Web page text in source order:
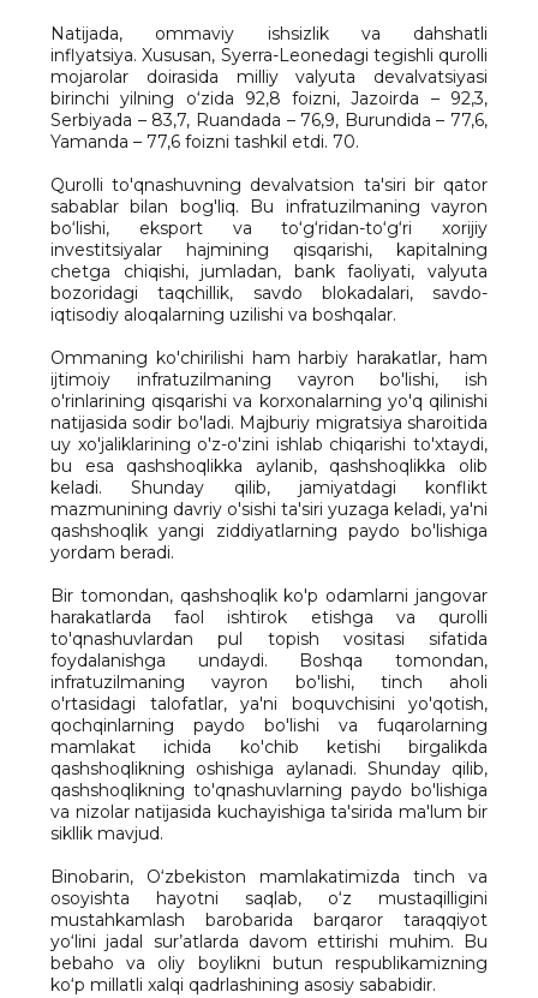
Natijada, ommaviy ishsizlik va dahshatli
inflyatsiya. Xususan, Syerra-Leonedagi tegishli qurolli
mojarolar doirasida milliy valyuta devalvatsiyasi
birinchi yilning o‘zida 92,8 foizni, Jazoirda – 92,3,
Serbiyada – 83,7, Ruandada – 76,9, Burundida – 77,6,
Yamanda – 77,6 foizni tashkil etdi. 70.
Qurolli to'qnashuvning devalvatsion ta'siri bir qator
sabablar bilan bog'liq. Bu infratuzilmaning vayron
bo‘lishi, eksport va to‘g‘ridan-to‘g‘ri xorijiy
investitsiyalar hajmining qisqarishi, kapitalning
chetga chiqishi, jumladan, bank faoliyati, valyuta
bozoridagi taqchillik, savdo blokadalari, savdo-
iqtisodiy aloqalarning uzilishi va boshqalar.
Ommaning ko'chirilishi ham harbiy harakatlar, ham
ijtimoiy infratuzilmaning vayron bo'lishi, ish
o'rinlarining qisqarishi va korxonalarning yo'q qilinishi
natijasida sodir bo'ladi. Majburiy migratsiya sharoitida
uy xo'jaliklarining o'z-o'zini ishlab chiqarishi to'xtaydi,
bu esa qashshoqlikka aylanib, qashshoqlikka olib
keladi. Shunday qilib, jamiyatdagi konflikt
mazmunining davriy o'sishi ta'siri yuzaga keladi, ya'ni
qashshoqlik yangi ziddiyatlarning paydo bo'lishiga
yordam beradi.
Bir tomondan, qashshoqlik ko'p odamlarni jangovar
harakatlarda faol ishtirok etishga va qurolli
to'qnashuvlardan pul topish vositasi sifatida
foydalanishga undaydi. Boshqa tomondan,
infratuzilmaning vayron bo'lishi, tinch aholi
o'rtasidagi talofatlar, ya'ni boquvchisini yo'qotish,
qochqinlarning paydo bo'lishi va fuqarolarning
mamlakat ichida ko'chib ketishi birgalikda
qashshoqlikning oshishiga aylanadi. Shunday qilib,
qashshoqlikning to'qnashuvlarning paydo bo'lishiga
va nizolar natijasida kuchayishiga ta'sirida ma'lum bir
sikllik mavjud.
Binobarin, O‘zbekiston mamlakatimizda tinch va
osoyishta hayotni saqlab, o‘z mustaqilligini
mustahkamlash barobarida barqaror taraqqiyot
yo‘lini jadal sur’atlarda davom ettirishi muhim. Bu
bebaho va oliy boylikni butun respublikamizning
ko‘p millatli xalqi qadrlashining asosiy sababidir.